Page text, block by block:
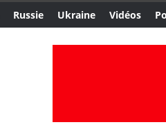
Russie Ukraine Vidéos